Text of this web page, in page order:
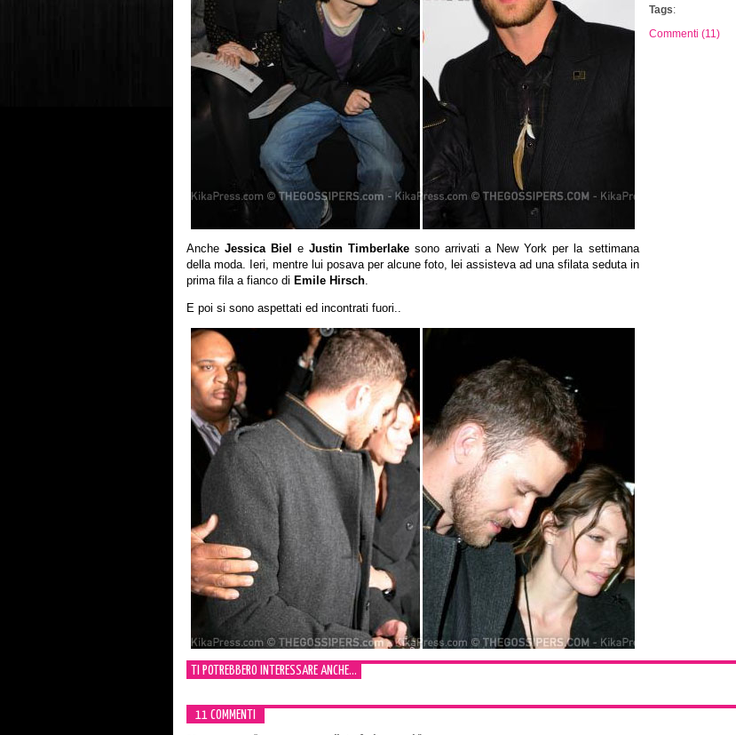
Anche Jessica Biel e Justin Timberlakesono arrivati a New York per la settimana
della moda. Ieri, mentre lui posava per alcune foto, lei assisteva ad una sfilata seduta in
prima fila a fianco di Emile Hirsch.
E poi si sono aspettati ed incontrati fuori..
Tags:
Commenti (11)
TI POTREBBERO INTERESSARE ANCHE...
11 COMMENTI